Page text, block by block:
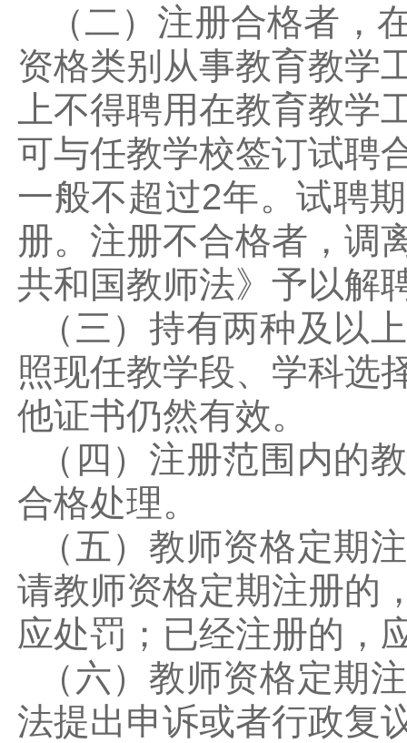
（二）注册合格者，
资格类别从事教育教学
上不得聘用在教育教
可与任教学校签订试聘
一般不超过2年。试聘
册。注册不合格者，调
共和国教师法》予以解
（三）持有两种及以
照现任教学段、学科选
他证书仍然有效。
（四）注册范围内的
合格处理。
（五）教师资格定期
请教师资格定期注册的
应处罚；已经注册的，
（六）教师资格定期
法提出申诉或者行政复